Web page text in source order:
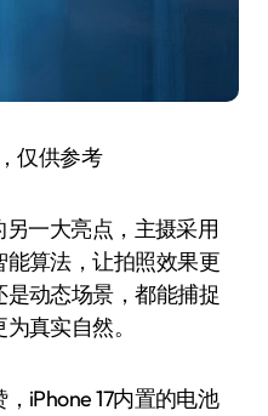
仅供参考
一大亮点，主摄采用
算法，让拍照效果更
动态场景，都能捕捉
真实自然。
iPhone 17内置的电池